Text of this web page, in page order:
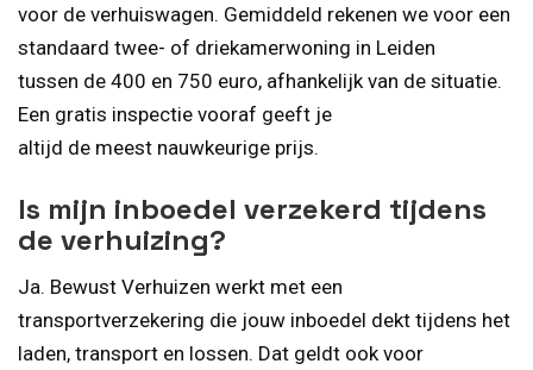
voor de verhuiswagen. Gemiddeld rekenen we voor een
standaard twee- of driekamerwoning in Leiden
tussen de 400 en 750 euro, afhankelijk van de situatie.
Een gratis inspectie vooraf geeft je
altijd de meest nauwkeurige prijs.
Is mijn inboedel verzekerd tijdens
de verhuizing?
Ja. Bewust Verhuizen werkt met een
transportverzekering die jouw inboedel dekt tijdens het
laden, transport en lossen. Dat geldt ook voor